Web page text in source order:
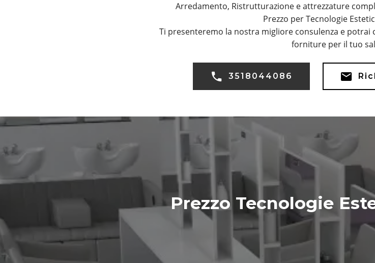
Arredamento, Ristrutturazione e attrezzature
Prezzo per Tecnologie
Ti presenteremo la nostra migliore consulenza e potrai
forniture per il tuo
3518044086
Prezzo Tecnologie